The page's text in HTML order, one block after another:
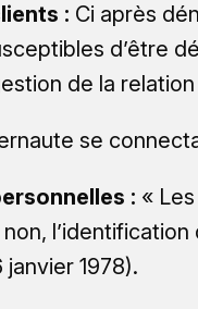
: Ci après
d’être
de la
se
: «
janvier 1978).